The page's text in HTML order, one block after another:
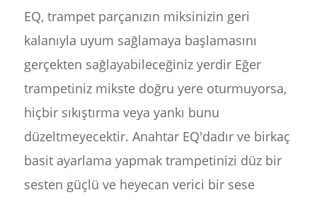
EQ, trampet parçanızın miksinizin geri
kalanıyla uyum sağlamaya başlamasını
gerçekten sağlayabileceğiniz yerdir Eğer
trampetiniz mikste doğru yere oturmuyorsa,
hiçbir sıkıştırma veya yankı bunu
düzeltmeyecektir. Anahtar EQ'dadır ve birkaç
basit ayarlama yapmak trampetinizi düz bir
sesten güçlü ve heyecan verici bir sese